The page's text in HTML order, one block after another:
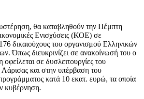
θα καταβληθούν την Πέμπτη
Ενισχύσεις (ΚΟΕ) σε
δικαιούχους του οργανισμού Ελληνικών
Όπως διευκρινίζει σε ανακοίνωσή του ο
σε δυσλειτουργίες του
και στην υπέρβαση του
κατά 10 εκατ. ευρώ, τα οποία
κυβέρνηση.